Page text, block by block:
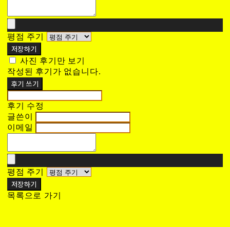
평점 주기
저장하기
사진 후기만 보기
작성된 후기가 없습니다.
후기 쓰기
후기 수정
글쓴이
이메일
평점 주기
저장하기
목록으로 가기